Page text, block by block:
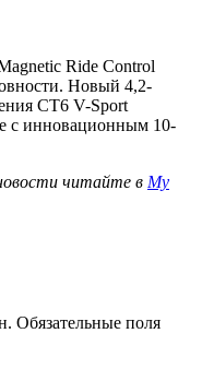
Ride Control
Новый 4,2-
CT6 V-Sport
с инновационным 10-
читайте в My
Обязательные поля